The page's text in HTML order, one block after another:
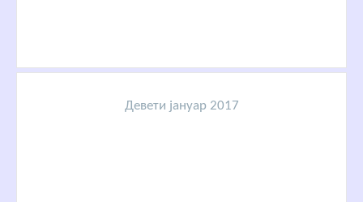
Девети јануар 2017